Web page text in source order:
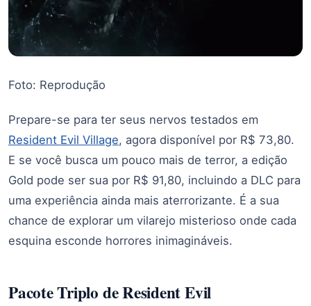
Foto: Reprodução
Prepare-se para ter seus nervos testados em
Resident Evil Village, agora disponível por R$ 73,80.
E se você busca um pouco mais de terror, a edição
Gold pode ser sua por R$ 91,80, incluindo a DLC para
uma experiência ainda mais aterrorizante. É a sua
chance de explorar um vilarejo misterioso onde cada
esquina esconde horrores inimagináveis.
Pacote Triplo de Resident Evil